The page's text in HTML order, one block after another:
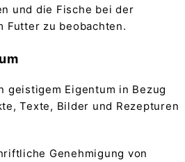
und die Fische bei der
Futter zu beobachten.
geistigem Eigentum in Bezug
Texte, Bilder und Rezepturen
Genehmigung von